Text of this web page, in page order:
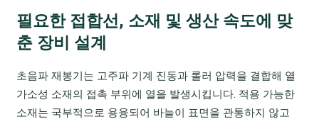
필요한 접합선, 소재 및 생산 속도에 맞
춘 장비 설계
초음파 재봉기는 고주파 기계 진동과 롤러 압력을 결합해 열
가소성 소재의 접촉 부위에 열을 발생시킵니다. 적용 가능한
소재는 국부적으로 용융되어 바늘이 표면을 관통하지 않고